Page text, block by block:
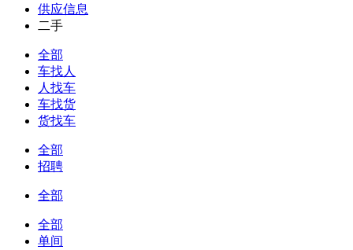
供应信息
二手
全部
车找人
人找车
车找货
货找车
全部
招聘
全部
全部
单间